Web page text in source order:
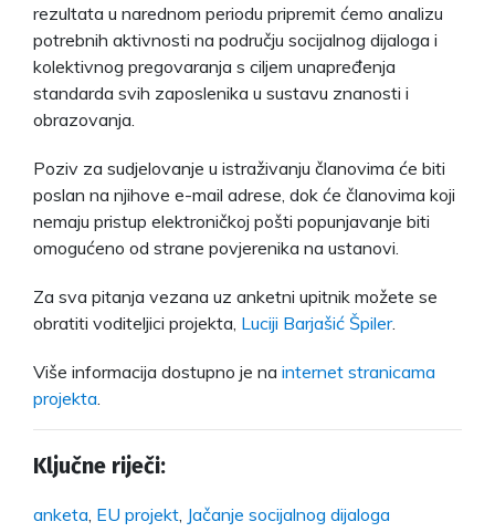
rezultata u narednom periodu pripremit ćemo analizu
potrebnih aktivnosti na području socijalnog dijaloga i
kolektivnog pregovaranja s ciljem unapređenja
standarda svih zaposlenika u sustavu znanosti i
obrazovanja.
Poziv za sudjelovanje u istraživanju članovima će biti
poslan na njihove e-mail adrese, dok će članovima koji
nemaju pristup elektroničkoj pošti popunjavanje biti
omogućeno od strane povjerenika na ustanovi.
Za sva pitanja vezana uz anketni upitnik možete se
obratiti voditeljici projekta, Luciji Barjašić Špiler.
Više informacija dostupno je na internet stranicama
projekta
Ključne riječi:
anketa EU projekt Jačanje socijalnog dijaloga